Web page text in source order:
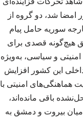
امضا شد، دو گروه از
سوریه حامل پیام
هیچ‌گونه قصدی برای
و سیاسی، به‌ویژه
این کشور افزایش
هماهنگی‌های امنیتی با
باقی مانده‌اند،
میان بیروت و دمشق به